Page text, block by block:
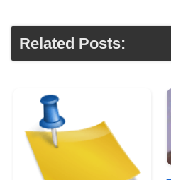
Related Posts: